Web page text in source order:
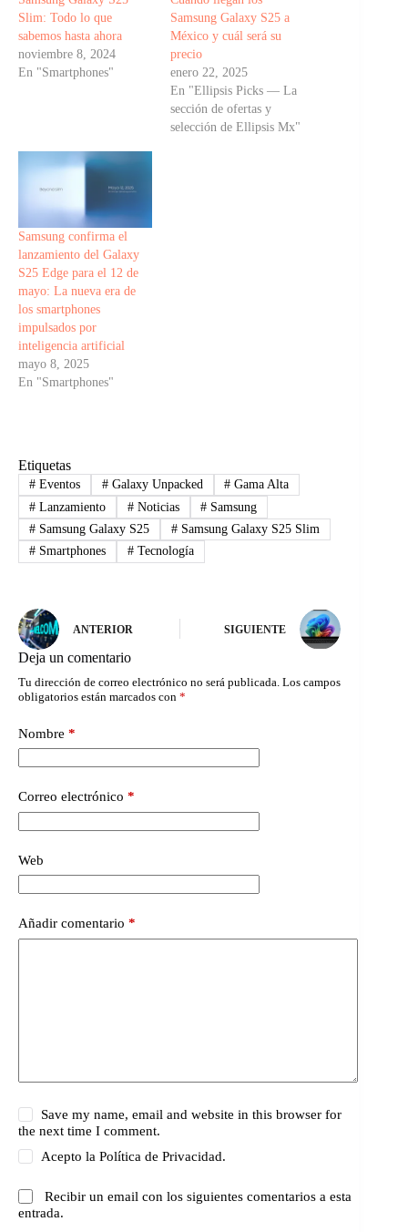
Slim: Todo lo que
sabemos hasta ahora
noviembre 8, 2024
En "Smartphones"
Samsung Galaxy S25 a
México y cuál será su
precio
enero 22, 2025
En "Ellipsis Picks — La
sección de ofertas y
selección de Ellipsis Mx"
Samsung confirma el
lanzamiento del Galaxy
S25 Edge para el 12 de
mayo: La nueva era de
los smartphones
impulsados por
inteligencia artificial
mayo 8, 2025
En "Smartphones"
Etiquetas
#Eventos #Galaxy Unpacked # Gama Alta
#Lanzamiento #Noticias # Samsung
#Samsung Galaxy S25 #Samsung Galaxy S25 Slim
#Smartphones #Tecnología
ANTERIOR SIGUIENTE
Deja un comentario
Tu dirección de correo electrónico no será publicada. Los campos
obligatorios están marcados con *
Nombre *
Correo electrónico *
Web
Añadir comentario *
Save my name, email and website in this browser for
the next time I comment.
Acepto laPolítica de Privacidad.
Recibir un email con los siguientes comentarios a esta
entrada.